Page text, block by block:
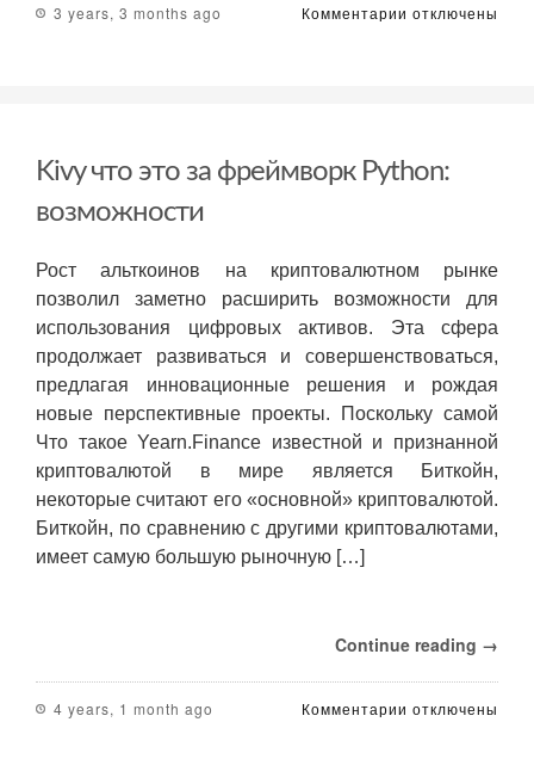
3 years, 3 months ago Комментарии к
торговли
отключены
Kivy что это за фреймворк Python:
возможности
Рост альткоинов на криптовалютном рынке
позволил заметно расширить возможности для
использования цифровых активов. Эта сфера
продолжает развиваться и совершенствоваться,
предлагая инновационные решения и рождая
новые перспективные проекты. Поскольку самой
Что такое Yearn.Finance известной и признанной
криптовалютой в мире является Биткойн,
некоторые считают его «основной» криптовалютой.
Биткойн, по сравнению с другими криптовалютами,
имеет самую большую рыночную […]
Continue reading →
4 years, 1 month ago Комментарии котключены